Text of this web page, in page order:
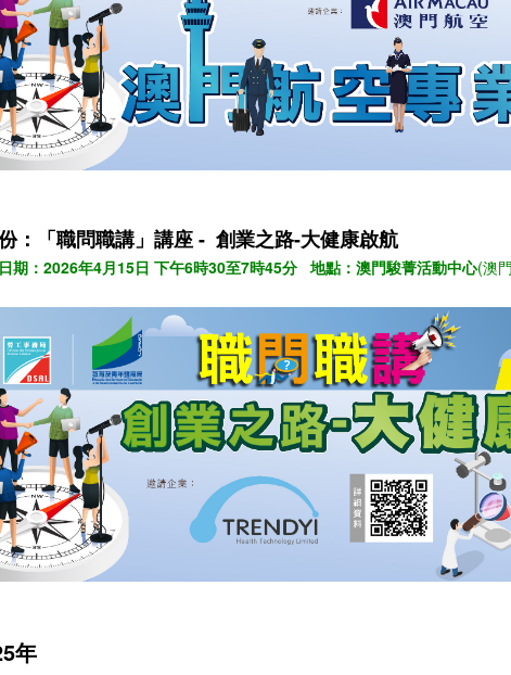
： 「職問職講」講座 - 創業之路-大健康啟航
期：2026年4月15日 下午6時30至7時45分 地點：澳門駿菁活動中心(澳
年